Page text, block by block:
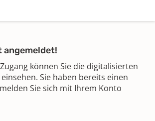
angemeldet!
können Sie die digitalisierten
Sie haben bereits einen
Sie sich mit Ihrem Konto